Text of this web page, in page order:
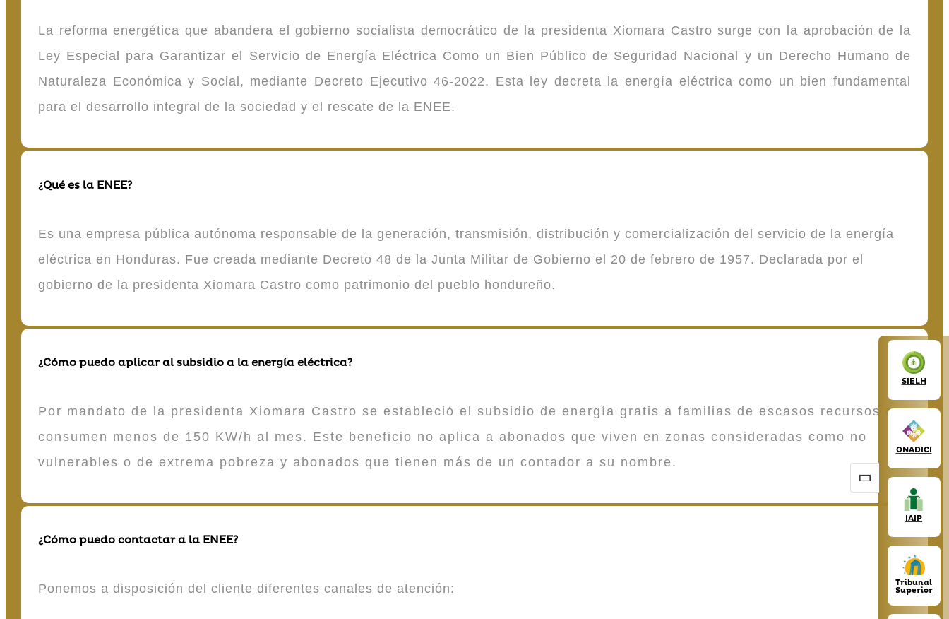
SIELH
ONADICI
IAIP
Tribunal
Superior
La reforma energética que abandera el gobierno socialista democrático de la presidenta Xiomara Castro surge con la aprobación de la
Ley Especial para Garantizar el Servicio de Energía Eléctrica Como un Bien Público de Seguridad Nacional y un Derecho Humano de
Naturaleza Económica y Social, mediante Decreto Ejecutivo 46-2022. Esta ley decreta la energía eléctrica como un bien fundamental
para el desarrollo integral de la sociedad y el rescate de la ENEE.
¿Qué es la ENEE?
Es una empresa pública autónoma responsable de la generación, transmisión, distribución y comercialización del servicio de la energía
eléctrica en Honduras. Fue creada mediante Decreto 48 de la Junta Militar de Gobierno el 20 de febrero de 1957. Declarada por el
gobierno de la presidenta Xiomara Castro como patrimonio del pueblo hondureño.
¿Cómo puedo aplicar al subsidio a la energía eléctrica?
Por mandato de la presidenta Xiomara Castro se estableció el subsidio de energía gratis a familias de escasos recursos que
consumen menos de 150 KW/h al mes. Este beneficio no aplica a abonados que viven en zonas consideradas como no
vulnerables o de extrema pobreza y abonados que tienen más de un contador a su nombre.
¿Cómo puedo contactar a la ENEE?
Ponemos a disposición del cliente diferentes canales de atención: